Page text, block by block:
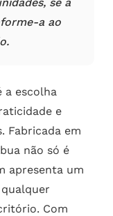
a ao
a escolha
e
Fabricada em
não só é
apresenta um
Com